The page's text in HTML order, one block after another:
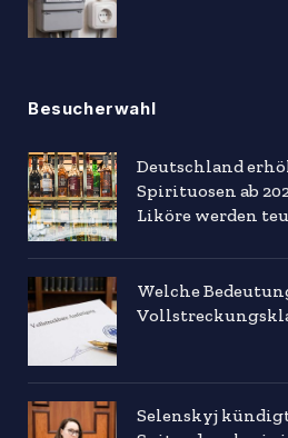
Besucherwahl
Deutschland
Spirituosen ab
Liköre werden
Welche
Selenskyj